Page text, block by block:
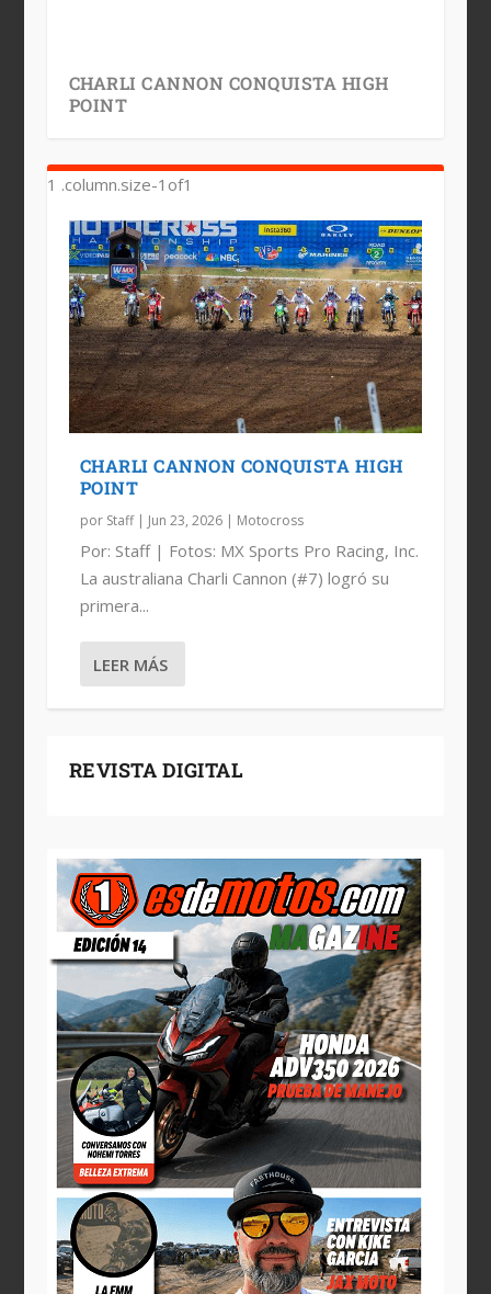
CHARLI CANNON CONQUISTA HIGH
POINT
CHARLI CANNON CONQUISTA HIGH
POINT
por Staff| Jun 23, 2026| Motocross
Por: Staff | Fotos: MX Sports Pro Racing, Inc.
La australiana Charli Cannon (#7) logró su
primera...
LEER MÁS
REVISTA DIGITAL